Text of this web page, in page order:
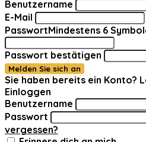
Benutzername
E-Mail
PasswortMindestens 6
Passwort bestätigen
Melden Sie sich an
Sie haben bereits ein Konto?
Einloggen
Benutzername
Passwort
vergessen?